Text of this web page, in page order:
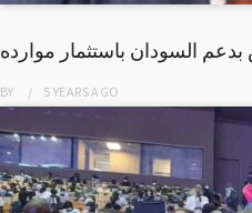
السودان باستثمار موارده
BY 5 YEARSAGO